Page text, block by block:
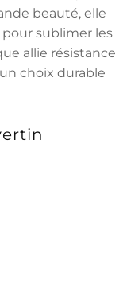
beauté, elle
sublimer les
allie résistance
choix durable